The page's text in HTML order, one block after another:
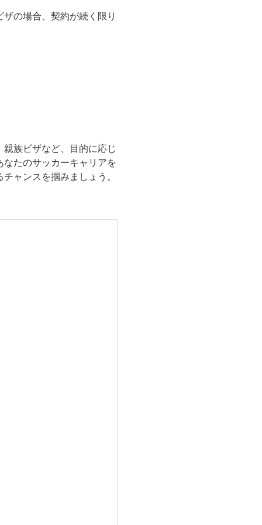
の場合、契約が続く限り
族ビザなど、目的に応じ
たのサッカーキャリアを
ャンスを掴みましょう。